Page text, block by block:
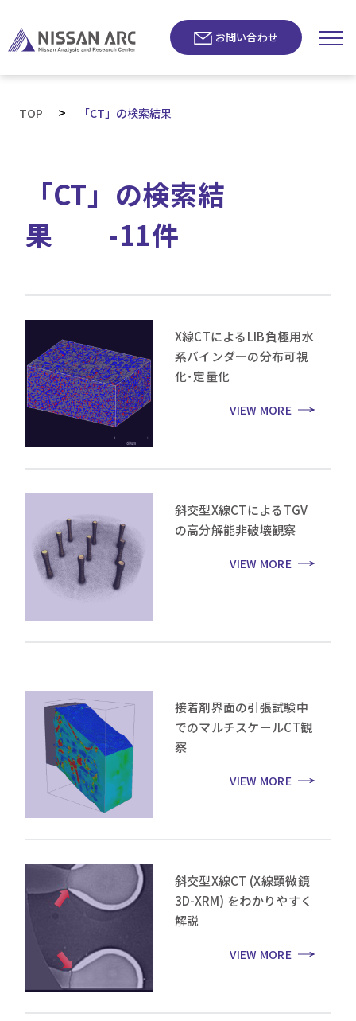
お問い合わせ
TOP > 「CT」の検索結果
「CT」の検索結
果 -11件
X線CTによるLIB負極用水
系バインダーの分布可視
化･定量化
VIEW MORE
斜交型X線CTによるTGV
の高分解能非破壊観察
VIEW MORE
接着剤界面の引張試験中
でのマルチスケールCT観
察
VIEW MORE
斜交型X線CT (X線顕微鏡
3D-XRM) をわかりやすく
解説
VIEW MORE